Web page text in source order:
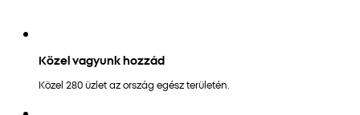
Közel vagyunk hozzád
Közel 280 üzlet az ország egész területén.